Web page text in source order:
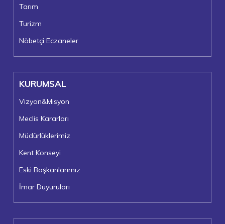
Tarım
Turizm
Nöbetçi Eczaneler
KURUMSAL
Vizyon&Misyon
Meclis Kararları
Müdürlüklerimiz
Kent Konseyi
Eski Başkanlarımız
İmar Duyuruları